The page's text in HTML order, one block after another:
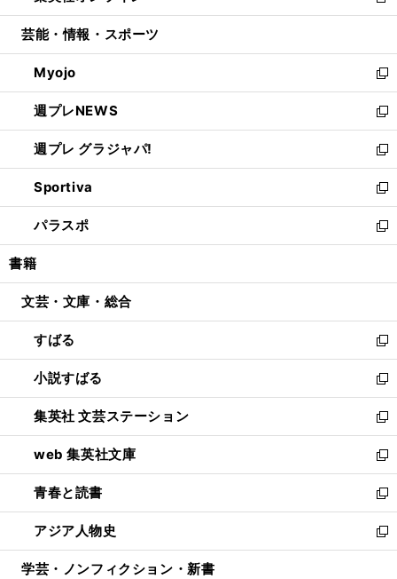
開
ウ
開
く
ン
ウ
で
開
く
ウ
ン
ド
ウ
で
開
く
し
ウ
ィ
ン
ド
ウ
で
開
く
芸能・情報・スポーツ
Myojo
新
し
い
ウ
ィ
ン
ド
ウ
で
開
週プレNEWS
新
し
い
ウ
ィ
ン
ド
ウ
開
週プレ グラジャパ!
新
し
い
ウ
ィ
ン
ウ
開
く
Sportiva
新
し
い
ウ
ン
ウ
で
開
く
パラスポ
新
し
ウ
ン
ド
ウ
で
開
く
書籍
文芸・文庫・総合
すばる
新
し
い
ウ
ィ
ン
ド
ウ
で
開
く
小説すばる
新
し
い
ウ
ィ
ン
ド
ウ
で
開
集英社 文芸ステーション
新
し
い
ウ
ィ
ン
ド
ウ
web 集英社文庫
新
し
い
ウ
ィ
ン
青春と読書
新
し
い
ウ
アジア人物史
新
し
学芸・ノンフィクション・新書